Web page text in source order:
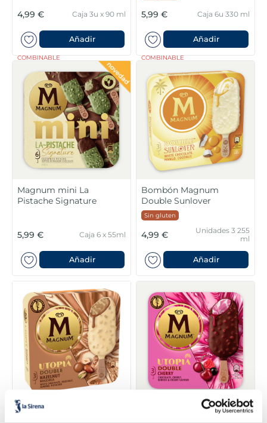
4,99 €
COMBINABLE
Caja 3u x 90 ml
Añadir
5,99 €
COMBINABLE
Caja 6u 330 ml
Añadir
Magnum mini La
Pistache Signature
5,99 € Caja 6 x 55ml
Añadir
Bombón Magnum
Double Sunlover
Sin gluten
4,99 €
Unidades 3 255
ml
Añadir
Bombón Magnum
Bombón Magnum